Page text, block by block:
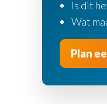
Is dit
Wat
Plan